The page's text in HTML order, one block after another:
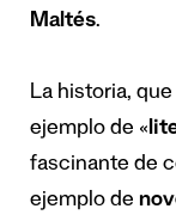
Maltés.
La historia,
ejemplo de «
fascinante de
ejemplo de